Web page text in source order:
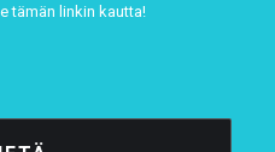
tämän linkin kautta!